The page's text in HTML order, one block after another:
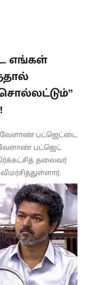
எங்கள்
வேளாண் பட்ஜெட்டை
வேளாண் பட்ஜெட்
தலைவர்